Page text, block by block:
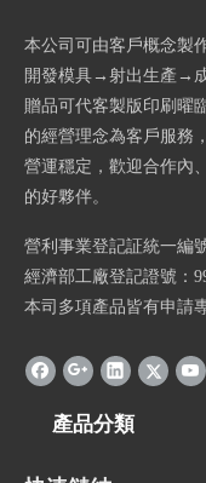
本公司可由客戶概念
開發模具→射出生產→
贈品可代客製版印刷曜
的經營理念為客戶服務
營運穩定，歡迎合作內
的好夥伴。
營利事業登記証統一編
經濟部工廠登記證號：
本司多項產品皆有申請
產品分類